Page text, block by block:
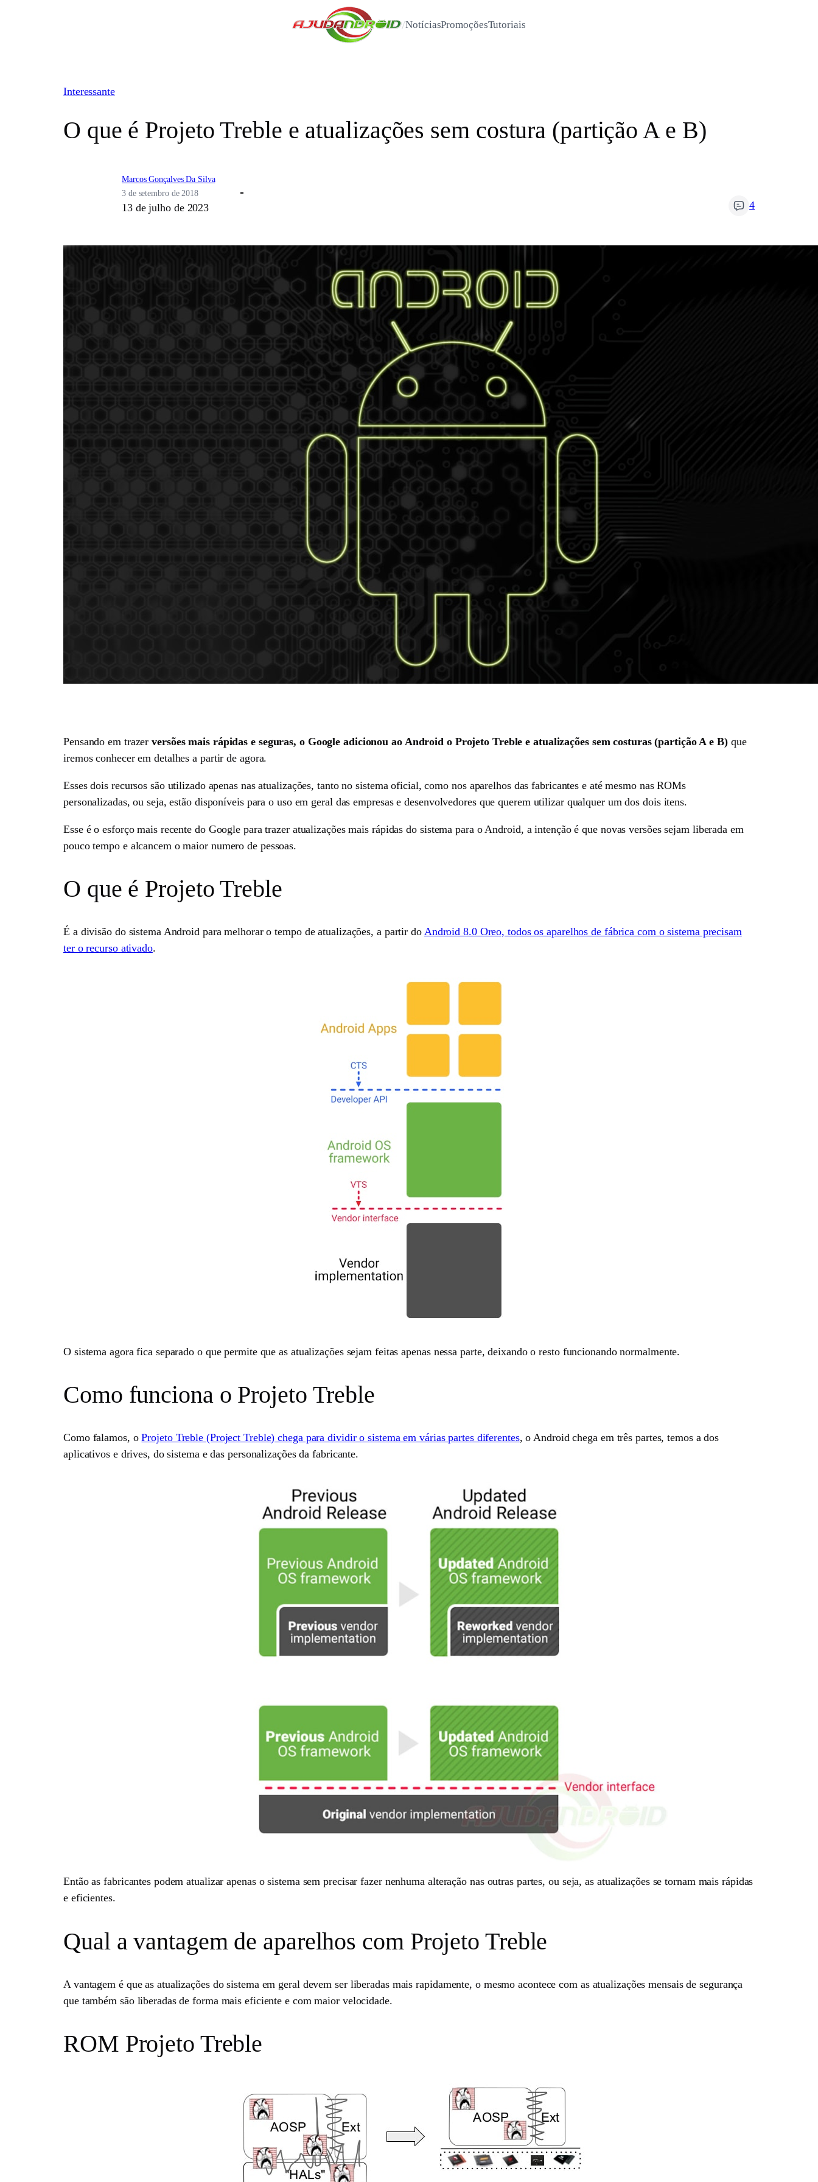
/NotíciasPromoçõesTutoriais
Interessante
O que é Projeto Treble e atualizações sem costura (partição A e B)
Marcos Gonçalves Da Silva
3 de setembro de 2018
13 de julho de 2023 4
Pensando em trazerversões mais rápidas e seguras, o Google adicionou ao Android o Projeto Treble e atualizações sem costuras (partição A e B)que
iremos conhecer em detalhes a partir de agora.
Esses dois recursos são utilizado apenas nas atualizações, tanto no sistema oficial, como nos aparelhos das fabricantes e até mesmo nas ROMs
personalizadas, ou seja, estão disponíveis para o uso em geral das empresas e desenvolvedores que querem utilizar qualquer um dos dois itens.
Esse é o esforço mais recente do Google para trazer atualizações mais rápidas do sistema para o Android, a intenção é que novas versões sejam liberada em
pouco tempo e alcancem o maior numero de pessoas.
O que é Projeto Treble
É a divisão do sistema Android para melhorar o tempo de atualizações, a partir do Android 8.0 Oreo, todos os aparelhos de fábrica com o sistema precisam
ter o recurso ativado.
O sistema agora fica separado o que permite que as atualizações sejam feitas apenas nessa parte, deixando o resto funcionando normalmente.
Como funciona o Projeto Treble
Como falamos, oProjeto Treble (Project Treble) chega para dividir o sistema em várias partes diferentes, o Android chega em três partes, temos a dos
aplicativos e drives, do sistema e das personalizações da fabricante.
Então as fabricantes podem atualizar apenas o sistema sem precisar fazer nenhuma alteração nas outras partes, ou seja, as atualizações se tornam mais rápidas
e eficientes.
Qual a vantagem de aparelhos com Projeto Treble
A vantagem é que as atualizações do sistema em geral devem ser liberadas mais rapidamente, o mesmo acontece com as atualizações mensais de segurança
que também são liberadas de forma mais eficiente e com maior velocidade.
ROM Projeto Treble